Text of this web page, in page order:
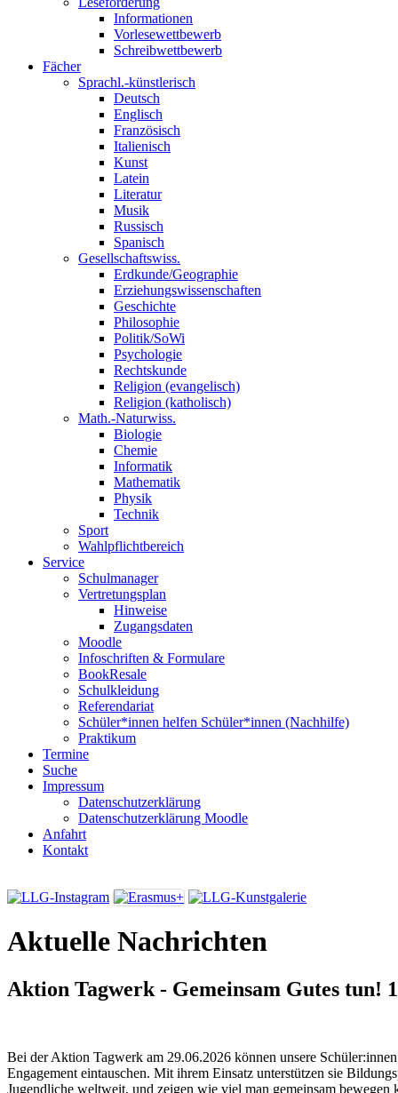
Informationen
Vorlesewettbewerb
Schreibwettbewerb
Fächer
Sprachl.-künstlerisch
Deutsch
Englisch
Französisch
Italienisch
Kunst
Latein
Literatur
Musik
Russisch
Spanisch
Gesellschaftswiss.
Erdkunde/Geographie
Erziehungswissenschaften
Geschichte
Philosophie
Politik/SoWi
Psychologie
Rechtskunde
Religion (evangelisch)
Religion (katholisch)
Math.-Naturwiss.
Biologie
Chemie
Informatik
Mathematik
Physik
Technik
Sport
Wahlpflichtbereich
Service
Schulmanager
Vertretungsplan
Hinweise
Zugangsdaten
Moodle
Infoschriften & Formulare
BookResale
Schulkleidung
Referendariat
Schüler*innen helfen Schüler*innen (Nachhilfe)
Praktikum
Termine
Suche
Impressum
Datenschutzerklärung
Datenschutzerklärung Moodle
Anfahrt
Kontakt
Aktuelle Nachrichten
Aktion Tagwerk - Gemeinsam Gutes tun!
Bei der Aktion Tagwerk am 29.06.2026 können unsere
Engagement eintauschen. Mit ihrem Einsatz unterstützen sie
Jugendliche weltweit, und zeigen wie viel man gemeinsam